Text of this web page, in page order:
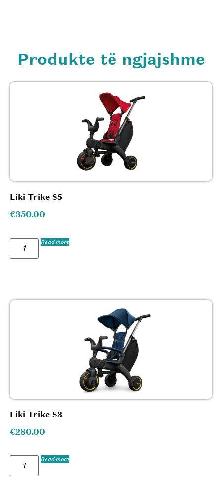
Produkte të ngjajshme
Liki Trike S5
€350.00
Read more
Liki Trike S3
€280.00
Read more